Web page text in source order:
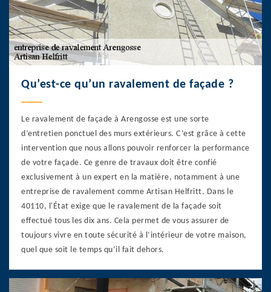
Qu’est-ce qu’un ravalement de façade ?
Le ravalement de façade à Arengosse est une sorte
d’entretien ponctuel des murs extérieurs. C’est grâce à cette
intervention que nous allons pouvoir renforcer la performance
de votre façade. Ce genre de travaux doit être confié
exclusivement à un expert en la matière, notamment à une
entreprise de ravalement comme Artisan Helfritt. Dans le
40110, l'État exige que le ravalement de la façade soit
effectué tous les dix ans. Cela permet de vous assurer de
toujours vivre en toute sécurité à l’intérieur de votre maison,
quel que soit le temps qu’il fait dehors.